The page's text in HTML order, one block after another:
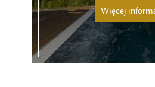
Więcej